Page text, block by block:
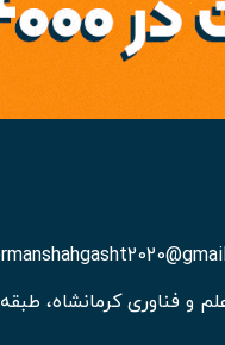
و فناوری کرمانشاه، طبقه7